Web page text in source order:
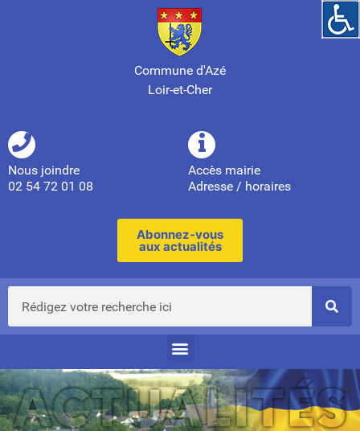
Commune d'Azé
Loir-et-Cher
Nous joindre
02 54 72 01 08
Accès mairie
Adresse / horaires
Abonnez-vous
aux actualités